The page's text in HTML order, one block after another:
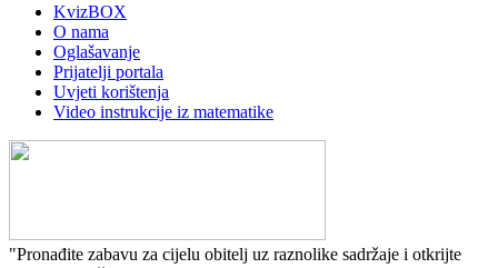
KvizBOX
O nama
Oglašavanje
Prijatelji portala
Uvjeti korištenja
Video instrukcije iz matematike
"Pronađite zabavu za cijelu obitelj uz raznolike sadržaje i otkrijte